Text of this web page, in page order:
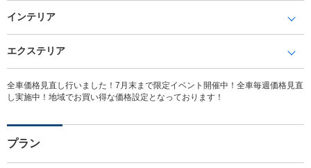
インテリア
エクステリア
全車価格見直し行いました！7月末まで限定イベント開催中！全車毎週価格見直
し実施中！地域でお買い得な価格設定となっております！
プラン